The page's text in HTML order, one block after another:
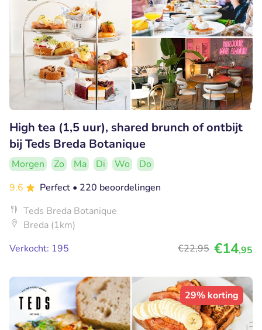
High tea (1,5 uur), shared brunch of ontbijt
bij Teds Breda Botanique
Morgen Zo Ma Di Wo
Do
9.6
Perfect • 220 beoordelingen
Teds Breda Botanique
Breda (1km)
Verkocht: 195
€22,95 €14,95
29% korting